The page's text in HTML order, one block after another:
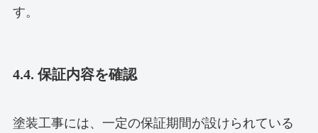
す。
4.4. 保証内容を確認
塗装工事には、一定の保証期間が設けられている